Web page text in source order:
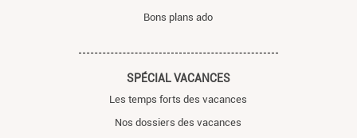
Bons plans ado
SPÉCIAL VACANCES
Les temps forts des vacances
Nos dossiers des vacances